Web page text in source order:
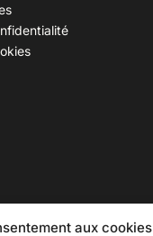
aux cookies